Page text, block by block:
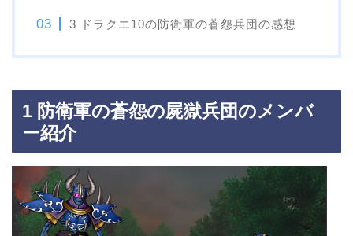
3 ドラクエ10の防衛軍の蒼怨兵団の感想
1 防衛軍の蒼怨の屍獄兵団のメンバ
ー紹介